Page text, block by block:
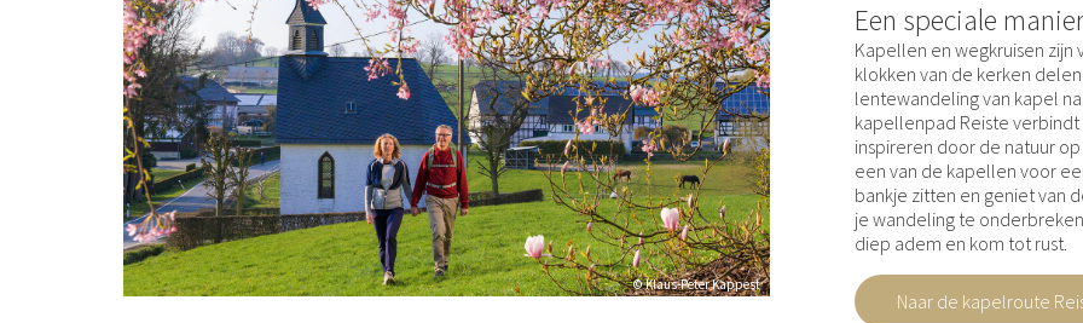
© Klaus-Peter Kappest
Een speciale
Kapellen en wegkruisen
klokken van de kerken
lentewandeling van kapel
kapellenpad Reiste
inspireren door de natuur
een van de kapellen voor
bankje zitten en geniet van
je wandeling te
diep adem en kom tot rust.
Naar de kapelroute